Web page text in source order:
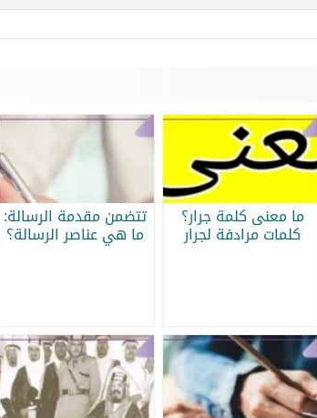
ما معنى كلمة جرار؟
كلمات مرادفة لجرار
تتضمن مقدمة الرسالة:
ما هي عناصر الرسالة؟